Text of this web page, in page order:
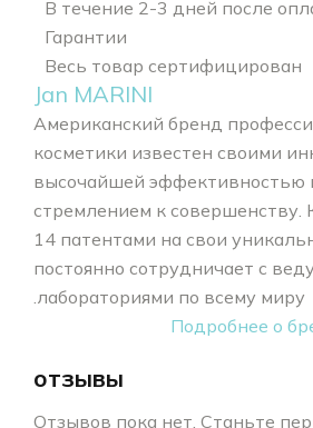
В течение 2-3 дней после
Гарантии
Весь товар сертифицирован
Jan MARINI
Американский бренд
косметики известен своими
высочайшей эффективностью
стремлением к совершенству.
14 патентами на свои
постоянно сотрудничает с
лабораториями по всему миру.
Подробнее о
отзывы
Отзывов пока нет. Станьте